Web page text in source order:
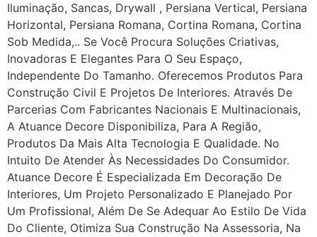
Iluminação, Sancas, Drywall , Persiana Vertical, Persiana
Horizontal, Persiana Romana, Cortina Romana, Cortina
Sob Medida,.. Se Você Procura Soluções Criativas,
Inovadoras E Elegantes Para O Seu Espaço,
Independente Do Tamanho. Oferecemos Produtos Para
Construção Civil E Projetos De Interiores. Através De
Parcerias Com Fabricantes Nacionais E Multinacionais,
A Atuance Decore Disponibiliza, Para A Região,
Produtos Da Mais Alta Tecnologia E Qualidade. No
Intuito De Atender Às Necessidades Do Consumidor.
Atuance Decore É Especializada Em Decoração De
Interiores, Um Projeto Personalizado E Planejado Por
Um Profissional, Além De Se Adequar Ao Estilo De Vida
Do Cliente, Otimiza Sua Construção Na Assessoria, Na